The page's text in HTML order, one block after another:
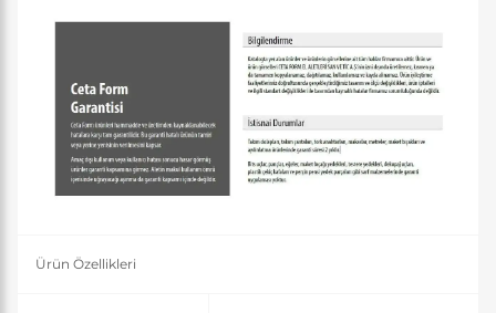
Ürün Özellikleri